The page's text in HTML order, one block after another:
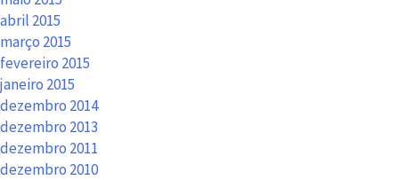
abril 2015
março 2015
fevereiro 2015
janeiro 2015
dezembro 2014
dezembro 2013
dezembro 2011
dezembro 2010